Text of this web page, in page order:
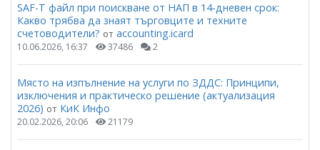
SAF-T файл при поискване от НАП в 14-дневен срок:
Какво трябва да знаят търговците и техните
счетоводители? от accounting.icard
10.06.2026, 16:37 37486 2
Място на изпълнение на услуги по ЗДДС: Принципи,
изключения и практическо решение (актуализация
2026) от КиК Инфо
20.02.2026, 20:06 21179